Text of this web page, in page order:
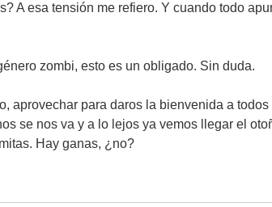
A esa tensión me refiero. Y cuando todo
zombi, esto es un obligado. Sin duda.
aprovechar para daros la bienvenida a
se nos va y a lo lejos ya vemos llegar el
Hay ganas, ¿no?